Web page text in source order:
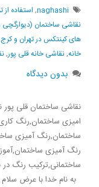
naghashi
, استفاده
نقاشی ساختمان
های کینتکس در تهران و کرج
خانه,نقاشی خانه قلی پور,
بدون دیدگاه
نقاشی ساختمان قلی
امیزی ساختمان,رنگ
ساختمان,رنگ آمیزی
رنگ آمیزی
ساختمانی,ترکیب رنگ
به نام خدا با عرض